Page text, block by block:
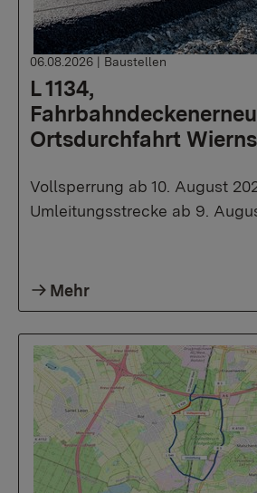
L 1134,
Ortsdurchfahrt
06.08.2026 | Baustellen
Vollsperrung ab 10. August
Umleitungsstrecke ab 9.
Mehr